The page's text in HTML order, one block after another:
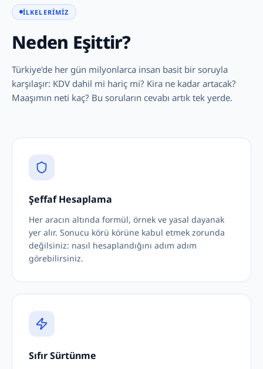
İLKELERIMIZ
Neden Eşittir?
Türkiye'de her gün milyonlarca insan basit bir soruyla
karşılaşır: KDV dahil mi hariç mi? Kira ne kadar artacak?
Maaşımın neti kaç? Bu soruların cevabı artık tek yerde.
Şeffaf Hesaplama
Her aracın altında formül, örnek ve yasal dayanak
yer alır. Sonucu körü körüne kabul etmek zorunda
değilsiniz: nasıl hesaplandığını adım adım
görebilirsiniz.
Sıfır Sürtünme